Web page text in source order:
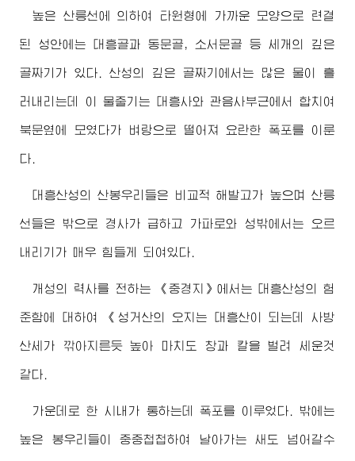
높은 산릉선에 의하여 타원형에 가까운 모양으로 련결
된 성안에는 대흥골과 동문골, 소서문골 등 세개의 깊은
골짜기가 있다. 산성의 깊은 골짜기에서는 많은 물이 흘
러내리는데 이 물줄기는 대흥사와 관음사부근에서 합치여
북문옆에 모였다가 벼랑으로 떨어져 요란한 폭포를 이룬
다.
대흥산성의 산봉우리들은 비교적 해발고가 높으며 산릉
선들은 밖으로 경사가 급하고 가파로와 성밖에서는 오르
내리기가 매우 힘들게 되여있다.
개성의 력사를 전하는 《중경지》에서는 대흥산성의 험
준함에 대하여 《성거산의 오지는 대흥산이 되는데 사방
산세가 깎아지른듯 높아 마치도 창과 칼을 벌려 세운것
같다.
가운데로 한 시내가 통하는데 폭포를 이루었다. 밖에는
높은 봉우리들이 중중첩첩하여 날아가는 새도 넘어갈수